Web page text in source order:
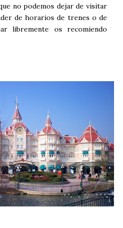
no podemos dejar de visitar
de horarios de trenes o de
libremente os recomiendo